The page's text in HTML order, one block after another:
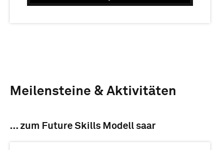
Meilensteine & Aktivitäten
... zum Future Skills Modell saar